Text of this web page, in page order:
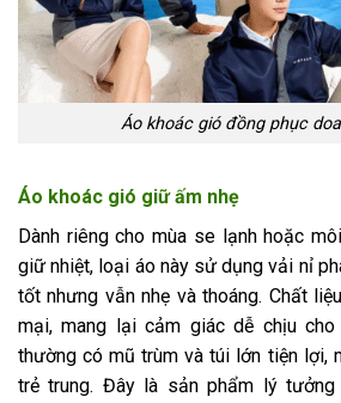
Áo khoác gió đồng phục
Áo khoác gió giữ ấm nhẹ
Dành riêng cho mùa se lạnh hoặc
giữ nhiệt, loại áo này sử dụng vải nỉ
tốt nhưng vẫn nhẹ và thoáng. Chất
mại, mang lại cảm giác dễ chịu
thường có mũ trùm và túi lớn tiện lợi,
trẻ trung. Đây là sản phẩm lý tưởng